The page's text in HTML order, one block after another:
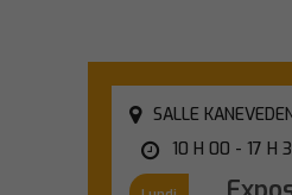
SALLE
10 H 00 - 17 H